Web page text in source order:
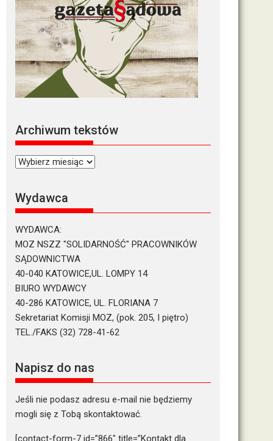
Archiwum tekstów
Archiwum
Wydawca
WYDAWCA:
MOZ NSZZ "SOLIDARNOŚĆ" PRACOWNIKÓW
SĄDOWNICTWA
40-040 KATOWICE,UL. LOMPY 14
BIURO WYDAWCY
40-286 KATOWICE, UL. FLORIANA 7
Sekretariat Komisji MOZ, (pok. 205, I piętro)
TEL./FAKS (32) 728-41-62
Napisz do nas
Jeśli nie podasz adresu e-mail nie będziemy
mogli się z Tobą skontaktować.
[contact-form-7 id=”866″ title=”Kontakt dla